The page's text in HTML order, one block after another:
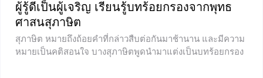
+1
ผู้รู้ดีเป็นผู้เจริญ เรียนรู้บทร้อยกรองจากพุทธ
ศาสนสุภาษิต
สุภาษิต หมายถึงถ้อยคำที่กล่าวสืบต่อกันมาช้านาน และมีความ
หมายเป็นคติสอนใจ บางสุภาษิตพูดนำมาแต่งเป็นบทร้อยกรอง